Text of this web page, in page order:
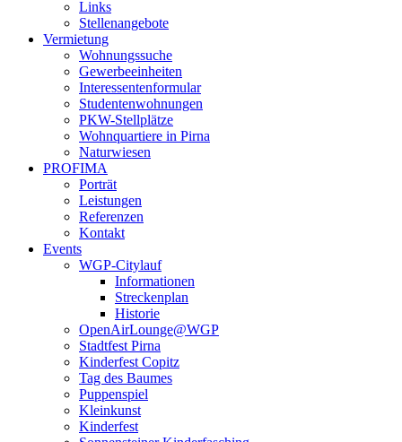
Links
Stellenangebote
Vermietung
Wohnungssuche
Gewerbeeinheiten
Interessentenformular
Studentenwohnungen
PKW-Stellplätze
Wohnquartiere in Pirna
Naturwiesen
PROFIMA
Porträt
Leistungen
Referenzen
Kontakt
Events
WGP-Citylauf
Informationen
Streckenplan
Historie
OpenAirLounge@WGP
Stadtfest Pirna
Kinderfest Copitz
Tag des Baumes
Puppenspiel
Kleinkunst
Kinderfest